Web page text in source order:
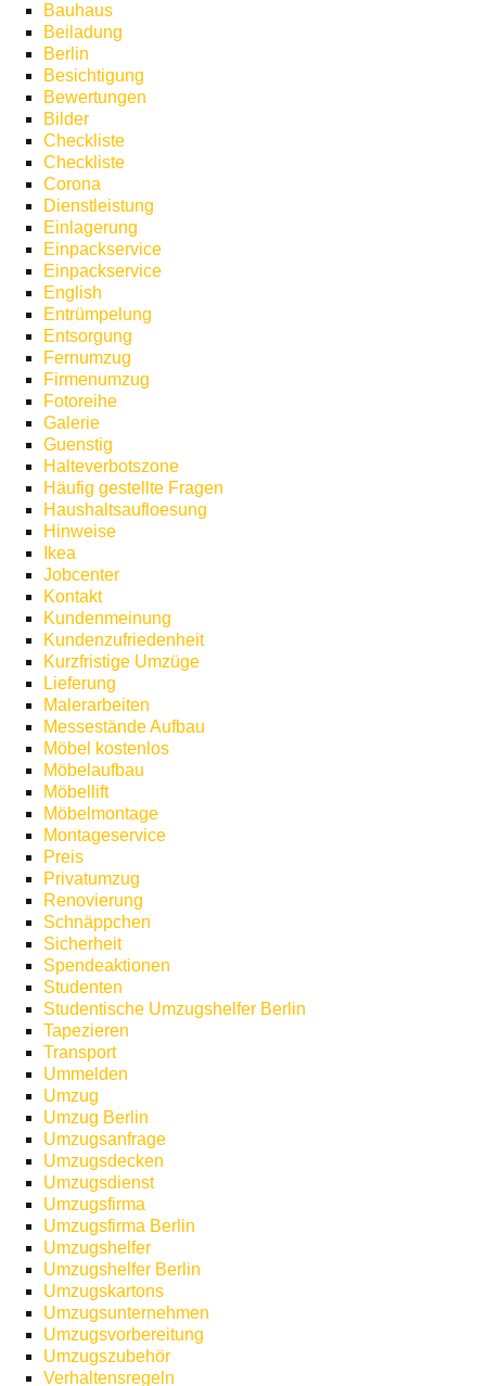
Bauhaus
Beiladung
Berlin
Besichtigung
Bewertungen
Bilder
Checkliste
Checkliste
Corona
Dienstleistung
Einlagerung
Einpackservice
Einpackservice
English
Entrümpelung
Entsorgung
Fernumzug
Firmenumzug
Fotoreihe
Galerie
Guenstig
Halteverbotszone
Häufig gestellte Fragen
Haushaltsaufloesung
Hinweise
Ikea
Jobcenter
Kontakt
Kundenmeinung
Kundenzufriedenheit
Kurzfristige Umzüge
Lieferung
Malerarbeiten
Messestände Aufbau
Möbel kostenlos
Möbelaufbau
Möbellift
Möbelmontage
Montageservice
Preis
Privatumzug
Renovierung
Schnäppchen
Sicherheit
Spendeaktionen
Studenten
Studentische Umzugshelfer Berlin
Tapezieren
Transport
Ummelden
Umzug
Umzug Berlin
Umzugsanfrage
Umzugsdecken
Umzugsdienst
Umzugsfirma
Umzugsfirma Berlin
Umzugshelfer
Umzugshelfer Berlin
Umzugskartons
Umzugsunternehmen
Umzugsvorbereitung
Umzugszubehör
Verhaltensregeln